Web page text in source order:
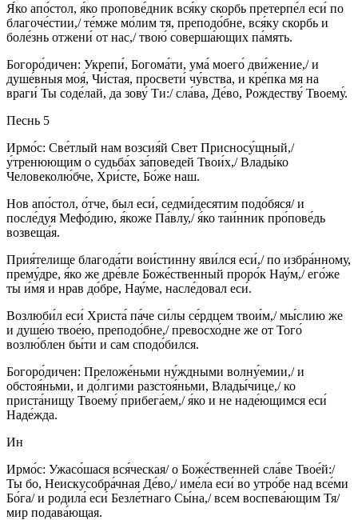
Я́ко апо́стол, я́ко пропове́дник вся́ку скорбь претерпе́л еси́ по
благоче́стии,/ те́мже мо́лим тя, преподо́бне, вся́ку скорбь и
боле́знь отжени́ от нас,/ твою́ соверша́ющих па́мять.
Богоро́дичен: Укрепи́, Богома́ти, ума́ моего́ дви́жение,/ и
душе́вныя моя́, Чи́стая, просвети́ чу́вства, и кре́пка мя на
враги́ Ты соде́лай, да зову́ Ти:/ сла́ва, Де́во, Рождеству́ Твоему́.
Песнь 5
Ирмо́с: Све́тлый нам возсия́й Свет Присносу́щный,/
у́тренюющим о судьба́х за́поведей Твои́х,/ Влады́ко
Человеколю́бче, Хри́сте, Бо́же наш.
Нов апо́стол, о́тче, был еси́, седми́десятим подо́бяся/ и
после́дуя Мефо́дию, я́коже Па́влу,/ я́ко таи́нник про́пове́дь
возвеща́я.
Прия́телище благода́ти вои́стинну яви́лся еси́,/ по избра́нному,
прему́дре, я́ко же дре́вле Боже́ственный проро́к Нау́м,/ его́же
ты и́мя и нрав до́бре, Нау́ме, насле́довал еси́.
Возлюби́л еси́ Христа́ па́че си́лы се́рдцем твои́м,/ мы́слию же
и душе́ю твое́ю, преподо́бне,/ превосхо́дне же от Того́
возлю́блен бы́ти и сам сподо́бился.
Богоро́дичен: Преложе́ньми ну́ждными волну́емии,/ и
обстоя́ньми, и до́лгими разстоя́ньми, Влады́чице,/ ко
приста́нищу Твоему́ прибега́ем,/ я́ко и не наде́ющимся еси́
Наде́жда.
Ин
Ирмо́с: Ужасо́шася вся́ческая/ о Боже́ственней сла́ве Твое́й:/
Ты бо, Неискусобра́чная Де́во,/ име́ла еси́ во утро́бе над все́ми
Бо́га/ и родила́ еси́ Безле́тнаго Сы́на,/ всем воспева́ющим Тя/
мир подава́ющая.